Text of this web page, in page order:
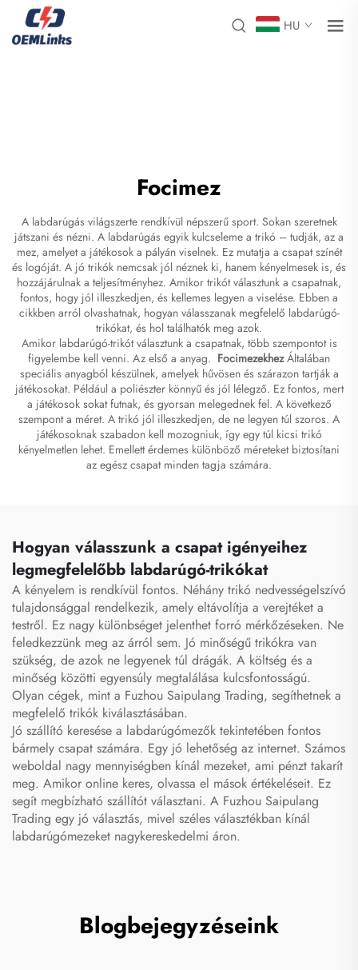
HU
Focimez
A labdarúgás világszerte rendkívül népszerű sport. Sokan szeretnek
játszani és nézni. A labdarúgás egyik kulcseleme a trikó – tudják, az a
mez, amelyet a játékosok a pályán viselnek. Ez mutatja a csapat színét
és logóját. A jó trikók nemcsak jól néznek ki, hanem kényelmesek is, és
hozzájárulnak a teljesítményhez. Amikor trikót választunk a csapatnak,
fontos, hogy jól illeszkedjen, és kellemes legyen a viselése. Ebben a
cikkben arról olvashatnak, hogyan válasszanak megfelelő labdarúgó-
trikókat, és hol találhatók meg azok.
Amikor labdarúgó-trikót választunk a csapatnak, több szempontot is
figyelembe kell venni. Az első a anyag. FocimezekhezÁltalában
speciális anyagból készülnek, amelyek hűvösen és szárazon tartják a
játékosokat. Például a poliészter könnyű és jól lélegző. Ez fontos, mert
a játékosok sokat futnak, és gyorsan melegednek fel. A következő
szempont a méret. A trikó jól illeszkedjen, de ne legyen túl szoros. A
játékosoknak szabadon kell mozogniuk, így egy túl kicsi trikó
kényelmetlen lehet. Emellett érdemes különböző méreteket biztosítani
az egész csapat minden tagja számára.
Hogyan válasszunk a csapat igényeihez
legmegfelelőbb labdarúgó-trikókat
A kényelem is rendkívül fontos. Néhány trikó nedvességelszívó
tulajdonsággal rendelkezik, amely eltávolítja a verejtéket a
testről. Ez nagy különbséget jelenthet forró mérkőzéseken. Ne
feledkezzünk meg az árról sem. Jó minőségű trikókra van
szükség, de azok ne legyenek túl drágák. A költség és a
minőség közötti egyensúly megtalálása kulcsfontosságú.
Olyan cégek, mint a Fuzhou Saipulang Trading, segíthetnek a
megfelelő trikók kiválasztásában.
Jó szállító keresése a labdarúgómezők tekintetében fontos
bármely csapat számára. Egy jó lehetőség az internet. Számos
weboldal nagy mennyiségben kínál mezeket, ami pénzt takarít
meg. Amikor online keres, olvassa el mások értékeléseit. Ez
segít megbízható szállítót választani. A Fuzhou Saipulang
Trading egy jó választás, mivel széles választékban kínál
labdarúgómezeket nagykereskedelmi áron.
Blogbejegyzéseink